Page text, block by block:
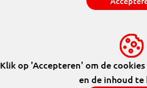
Klik op 'Accepteren' om de cookies
en de inhoud te